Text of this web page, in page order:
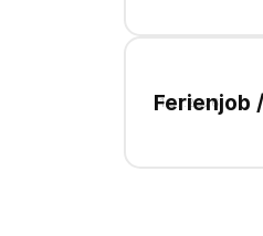
Ferienjob
11.07.2026